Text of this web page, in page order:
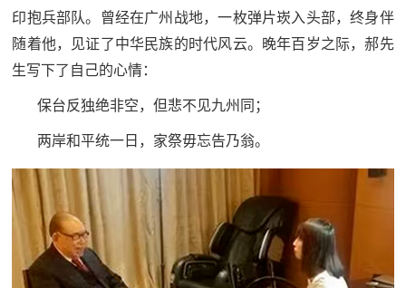
库
库
英
雄
模
范
军
印抱兵部队。曾经在广州战地，一枚弹片崁入头部，终身伴
随着他，见证了中华民族的时代风云。晚年百岁之际，郝先
生写下了自己的心情：
保台反独绝非空，但悲不见九州同；
两岸和平统一日，家祭毋忘告乃翁。